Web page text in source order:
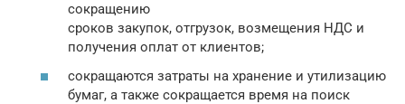
сокращению
сроков закупок, отгрузок, возмещения НДС и
получения оплат от клиентов;
сокращаются затраты на хранение и утилизацию
бумаг, а также сокращается время на поиск